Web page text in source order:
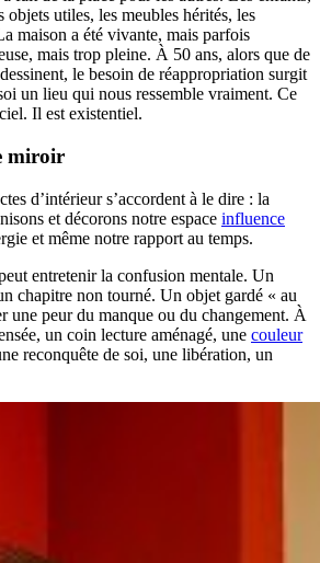
objets utiles, les meubles hérités, les
maison a été vivante, mais parfois
mais trop pleine. À 50 ans, alors que de
le besoin de réappropriation surgit
un lieu qui nous ressemble vraiment. Ce
Il est existentiel.
miroir
d’intérieur s’accordent à le dire : la
et décorons notre espace influence
et même notre rapport au temps.
entretenir la confusion mentale. Un
chapitre non tourné. Un objet gardé « au
une peur du manque ou du changement. À
un coin lecture aménagé, une couleur
reconquête de soi, une libération, un